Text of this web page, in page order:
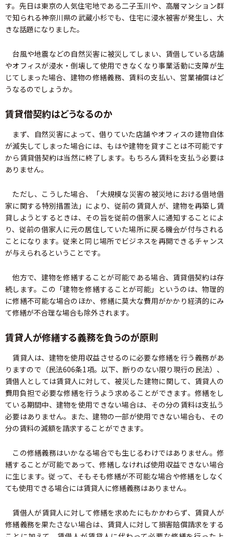
す。先日は東京の人気住宅地である二子玉川や、高層マンション群
で知られる神奈川県の武蔵小杉でも、住宅に浸水被害が発生し、大
きな話題になりました。
台風や地震などの自然災害に被災してしまい、賃借している店舗
やオフィスが浸水・倒壊して使用できなくなり事業活動に支障が生
じてしまった場合、建物の修繕義務、賃料の支払い、営業補償はど
うなるのでしょうか。
賃貸借契約はどうなるのか
まず、自然災害によって、借りていた店舗やオフィスの建物自体
が滅失してしまった場合には、もはや建物を貸すことは不可能です
から賃貸借契約は当然に終了します。もちろん賃料を支払う必要は
ありません。
ただし、こうした場合、「大規模な災害の被災地における借地借
家に関する特別措置法」により、従前の賃貸人が、建物を再築し賃
貸しようとするときは、その旨を従前の借家人に通知することによ
り、従前の借家人に元の居住していた場所に戻る機会が付与される
ことになります。従来と同じ場所でビジネスを再開できるチャンス
が与えられるということです。
他方で、建物を修繕することが可能である場合、賃貸借契約は存
続します。この「建物を修繕することが可能」というのは、物理的
に修繕不可能な場合のほか、修繕に莫大な費用がかかり経済的にみ
て修繕が不合理な場合も除外されます。
賃貸人が修繕する義務を負うのが原則
賃貸人は、建物を使用収益させるのに必要な修繕を行う義務があ
りますので（民法606条1項。以下、断りのない限り現行の民法）、
賃借人としては賃貸人に対して、被災した建物に関して、賃貸人の
費用負担で必要な修繕を行うよう求めることができます。修繕をし
ている期間中、建物を使用できない場合は、その分の賃料は支払う
必要はありません。また、建物の一部が使用できない場合も、その
分の賃料の減額を請求することができます。
この修繕義務はいかなる場合でも生じるわけではありません。修
繕することが可能であって、修繕しなければ使用収益できない場合
に生じます。従って、そもそも修繕が不可能な場合や修繕をしなく
ても使用できる場合には賃貸人に修繕義務はありません。
賃借人が賃貸人に対して修繕を求めたにもかかわらず、賃貸人が
修繕義務を果たさない場合は、賃貸人に対して損害賠償請求をする